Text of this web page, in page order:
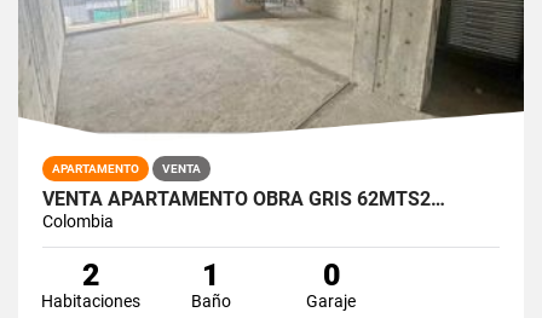
APARTAMENTO VENTA
VENTA APARTAMENTO OBRA GRIS 62MTS2…
Colombia
2
Habitaciones
1
Baño
0
Garaje